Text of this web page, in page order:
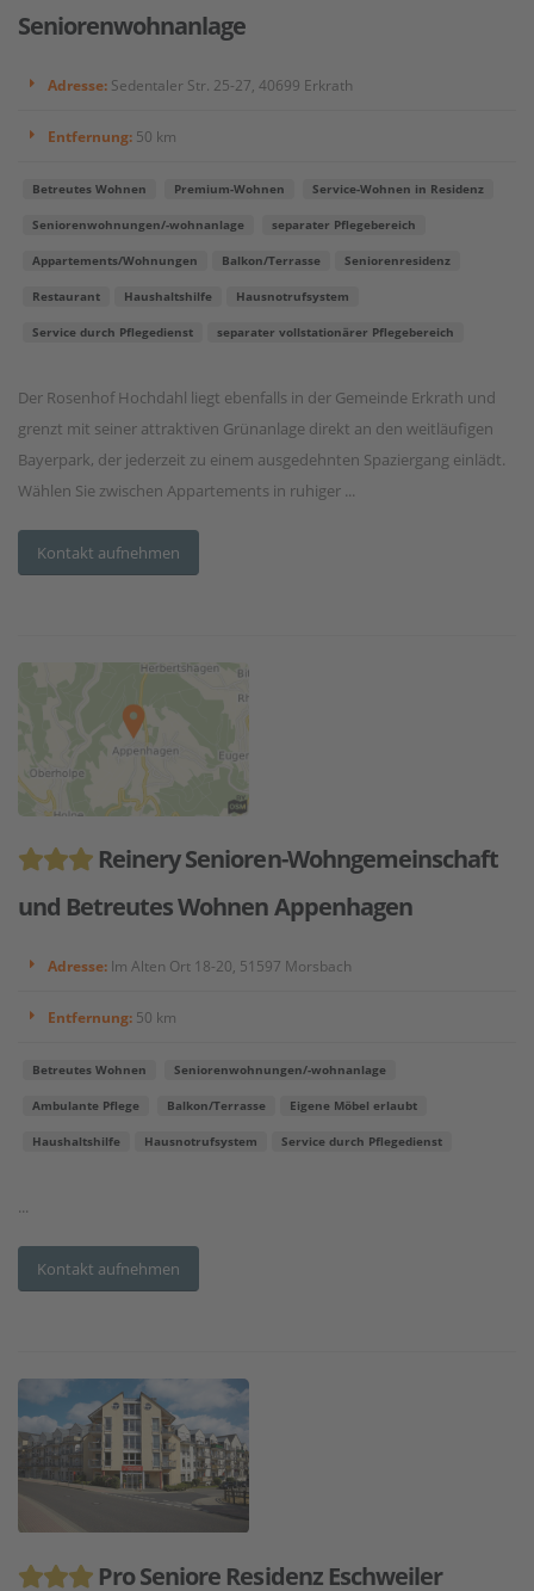
Seniorenwohnanlage
Adresse: Sedentaler Str. 25-27, 40699 Erkrath
Entfernung: 50 km
Betreutes Wohnen Premium-Wohnen Service-Wohnen in Residenz
Seniorenwohnungen/-wohnanlage separater Pflegebereich
Appartements/Wohnungen Balkon/Terrasse Seniorenresidenz
Restaurant Haushaltshilfe Hausnotrufsystem
Service durch Pflegedienst separater vollstationärer Pflegebereich
Der Rosenhof Hochdahl liegt ebenfalls in der Gemeinde Erkrath und
grenzt mit seiner attraktiven Grünanlage direkt an den weitläufigen
Bayerpark, der jederzeit zu einem ausgedehnten Spaziergang einlädt.
Wählen Sie zwischen Appartements in ruhiger ...
Kontakt aufnehmen
Reinery Senioren-Wohngemeinschaft
und Betreutes Wohnen Appenhagen
Adresse: Im Alten Ort 18-20, 51597 Morsbach
Entfernung: 50 km
Betreutes Wohnen Seniorenwohnungen/-wohnanlage
Ambulante Pflege Balkon/Terrasse Eigene Möbel erlaubt
Haushaltshilfe Hausnotrufsystem Service durch Pflegedienst
...
Kontakt aufnehmen
Pro Seniore Residenz Eschweiler